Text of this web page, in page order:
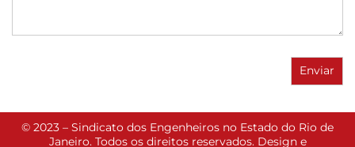
© 2023 – Sindicato dos Engenheiros no Estado do Rio de
Janeiro. Todos os direitos reservados. Design e